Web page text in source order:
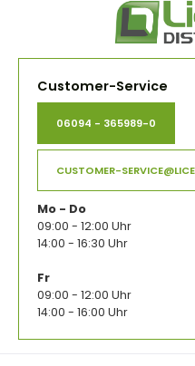
Customer-Service
06094 - 365989-0
CUSTOMER-
Mo - Do
09:00 - 12:00 Uhr
14:00 - 16:30 Uhr
Fr
09:00 - 12:00 Uhr
14:00 - 16:00 Uhr